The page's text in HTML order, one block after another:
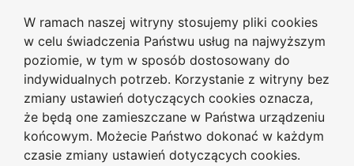
W ramach naszej witryny stosujemy pliki cookies
w celu świadczenia Państwu usług na najwyższym
poziomie, w tym w sposób dostosowany do
indywidualnych potrzeb. Korzystanie z witryny bez
zmiany ustawień dotyczących cookies oznacza,
że będą one zamieszczane w Państwa urządzeniu
końcowym. Możecie Państwo dokonać w każdym
czasie zmiany ustawień dotyczących cookies.
Przejdź do głównego menu
Przejdź do treści
Przejdź do wyszukiwarki
Przejdź do mapy serwisu
Biblioteka Uniwersytecka
Uniwersytetu Jana Długosza
w Częstochowie
Deklaracja
dostępności
Mapa
serwisu